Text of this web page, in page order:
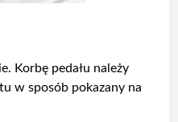
Korbę pedału należy
w sposób pokazany na